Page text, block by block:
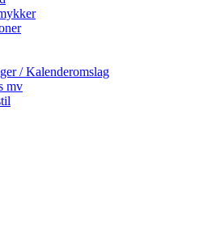
/ Kalenderomslag
mv